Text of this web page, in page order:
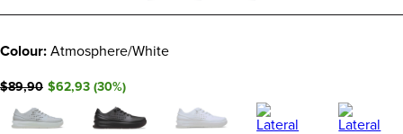
Colour: Atmosphere/White
$89,90 $62,93 (30%)